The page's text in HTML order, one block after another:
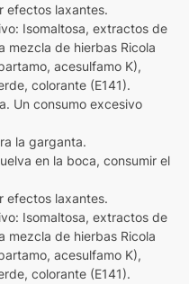
efectos laxantes.
Isomaltosa, extractos de
mezcla de hierbas Ricola
acesulfamo K),
colorante (E141).
Un consumo excesivo
la garganta.
en la boca, consumir el
efectos laxantes.
Isomaltosa, extractos de
mezcla de hierbas Ricola
acesulfamo K),
colorante (E141).